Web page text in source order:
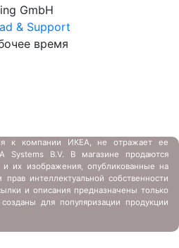
GmbH
& Support
время
к компании ИКЕА, не отражает ее
Systems B.V. В магазине продаются
их изображения, опубликованные на
интеллектуальной собственности
и описания предназначены только
для популяризации продукции